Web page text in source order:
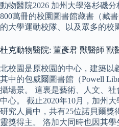
動物醫院2026 加州大學洛杉磯
800萬冊的校園圖書館藏書（藏
的大學運動校隊、以及眾多的校
杜克動物醫院: 董彥君 獸醫師 獸
北校園是原校園的中心，建築以
其中的包威爾圖書館（Powell
攝場景。 這裏是藝術、人文、
中心。 截止2020年10月，加州
研究人員中，共有25位諾貝爾獎
靈獎得主。 洛加大同時也因其